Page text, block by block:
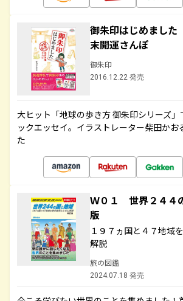
御朱印はじめまし
末開運さんぽ
御朱印
2016.12.22 発売
大ヒット「地球の歩き方 御朱印シリーズ」
ックエッセイ。イラストレーター柴田かお
た
Ｗ０１ 世界２４４
版
１９７ヵ国と４７地域
解説
旅の図鑑
2024.07.18 発売